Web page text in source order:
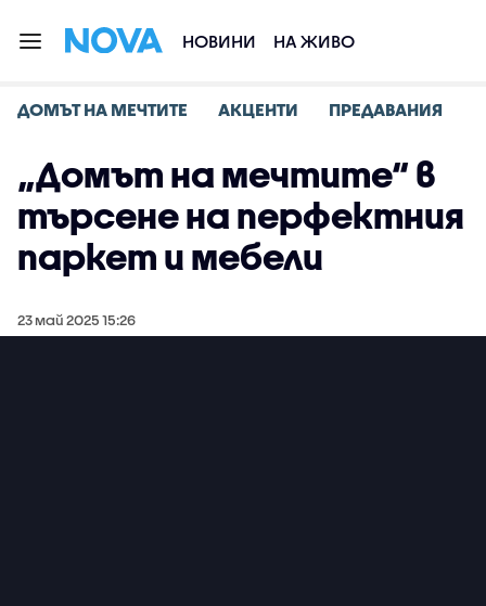
НОВИНИ НА ЖИВО
ДОМЪТ НА МЕЧТИТЕ АКЦЕНТИ ПРЕДАВАНИЯ
„Домът на мечтите“ в
търсене на перфектния
паркет и мебели
23 май 2025 15:26